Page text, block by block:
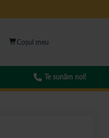
Te sunăm noi!